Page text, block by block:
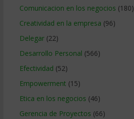
Comunicacion en los negocios (180)
Creatividad en la empresa (96)
Delegar(22)
Desarrollo Personal (566)
Efectividad (52)
Empowerment (15)
Etica en los negocios (46)
Gerencia de Proyectos (66)